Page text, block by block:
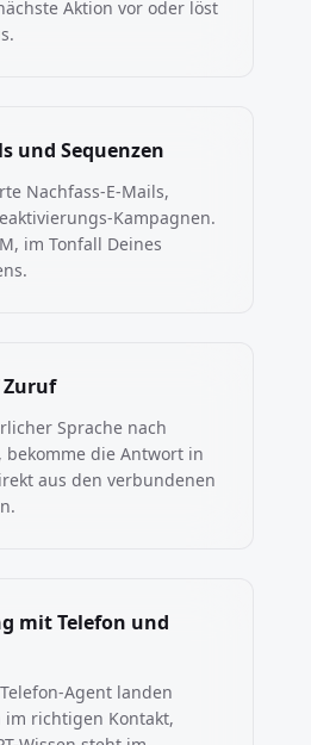
Aktion vor oder löst
und Sequenzen
Nachfass-E-Mails,
Kampagnen.
im Tonfall Deines
Zuruf
Sprache nach
bekomme die Antwort in
aus den verbundenen
mit Telefon und
Agent landen
im richtigen Kontakt,